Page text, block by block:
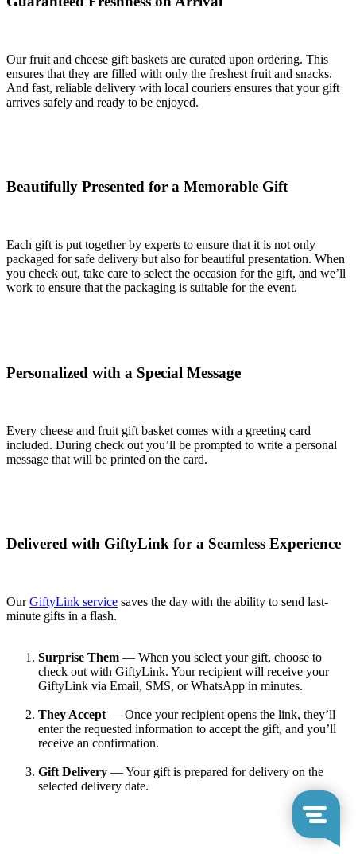
Our fruit and cheese gift baskets are curated upon ordering. This
ensures that they are filled with only the freshest fruit and snacks.
And fast, reliable delivery with local couriers ensures that your gift
arrives safely and ready to be enjoyed.
Beautifully Presented for a Memorable Gift
Each gift is put together by experts to ensure that it is not only
packaged for safe delivery but also for beautiful presentation. When
you check out, take care to select the occasion for the gift, and we’ll
work to ensure that the packaging is suitable for the event.
Personalized with a Special Message
Every cheese and fruit gift basket comes with a greeting card
included. During check out you’ll be prompted to write a personal
message that will be printed on the card.
Delivered with GiftyLink for a Seamless Experience
OurGiftyLink service saves the day with the ability to send last-
minute gifts in a flash.
Surprise Them — When you select your gift, choose to
check out with GiftyLink. Your recipient will receive your
GiftyLink via Email, SMS, or WhatsApp in minutes.
They Accept — Once your recipient opens the link, they’ll
enter the requested information to accept the gift, and you’ll
receive an confirmation.
Gift Delivery — Your gift is prepared for delivery on the
selected delivery date.